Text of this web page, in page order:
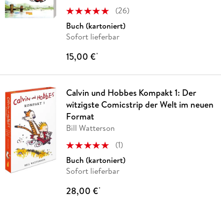
(26)
Buch (kartoniert)
Sofort lieferbar
15,00 €*
Calvin und Hobbes Kompakt 1: Der
witzigste Comicstrip der Welt im neuen
Format
Bill Watterson
(1)
Buch (kartoniert)
Sofort lieferbar
28,00 €*